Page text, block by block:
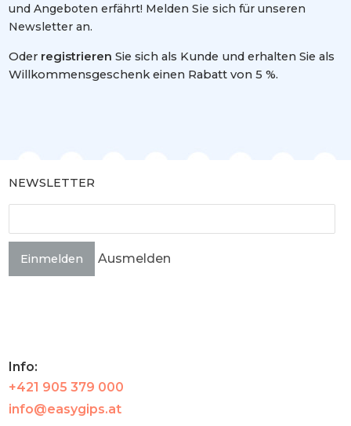
und Angeboten erfährt! Melden Sie sich für unseren
Newsletter an.
Oder registrieren Sie sich als Kunde und erhalten Sie als
Willkommensgeschenk einen Rabatt von 5 %.
NEWSLETTER
Einmelden Ausmelden
Info:
+421 905 379 000
info@easygips.at